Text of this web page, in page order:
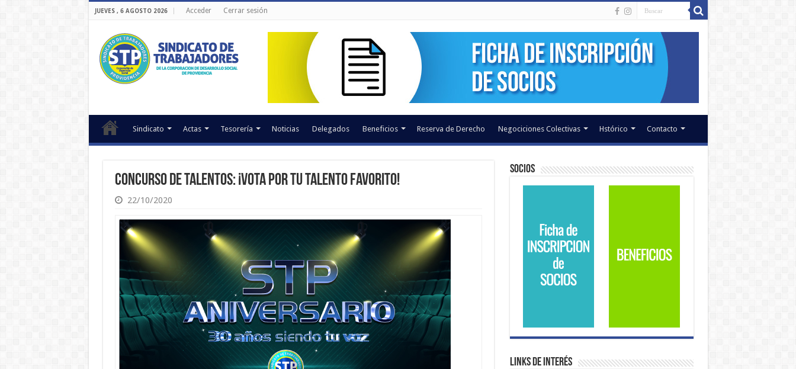
JUEVES , 6 AGOSTO 2026 Acceder Cerrar sesión
Sindicato Actas Tesorería Noticias Delegados Beneficios Reserva de Derecho Negociciones Colectivas Hstórico Contacto
Concurso de Talentos: ¡Vota por tu talento favorito!
22/10/2020
Socios
Links de Interés